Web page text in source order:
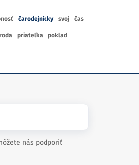
čarodejnícky svoj čas
priateľka poklad
nás podporiť